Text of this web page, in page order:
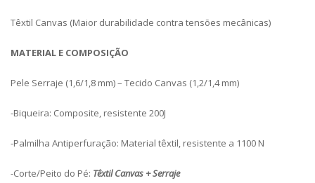
Têxtil Canvas (Maior durabilidade contra tensões mecânicas)
MATERIAL E COMPOSIÇÃO
Pele Serraje (1,6/1,8 mm) – Tecido Canvas (1,2/1,4 mm)
-Biqueira: Composite, resistente 200J
-Palmilha Antiperfuração: Material têxtil, resistente a 1100 N
-Corte/Peito do Pé: Têxtil Canvas + Serraje